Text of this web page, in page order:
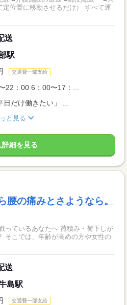
に移動させるだけ） すべて運
送
駅
交通費一部支給
22：00 6：00〜17：...
日だけ働きたい」 ...
と見る
詳細を見る
腰の痛みとさようなら。
なたへ 荷積み・荷下しが
送
島駅
交通費一部支給